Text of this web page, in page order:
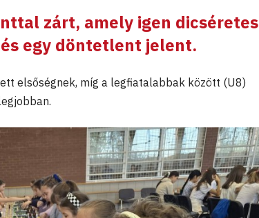
zárt, amely igen dicséretes
egy döntetlent jelent.
elsőségnek, míg a legfiatalabbak között (U8)